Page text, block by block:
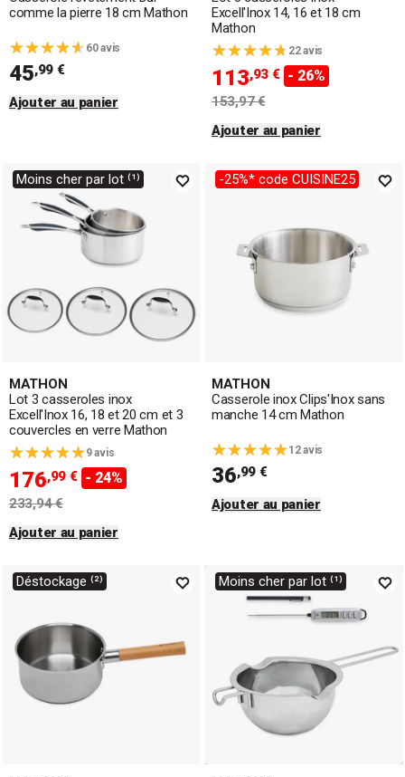
comme la pierre 18 cm Mathon
60 avis
45,99 €
Ajouter au panier
Excell'Inox 14, 16 et 18 cm
Mathon
22 avis
113,93 € - 26%
153,97 €
Ajouter au panier
Moins cher par lot ⁽¹⁾
MATHON
Lot 3 casseroles inox
Excell'Inox 16, 18 et 20 cm et 3
couvercles en verre Mathon
9 avis
176,99 € - 24%
233,94 €
Ajouter au panier
-25%* code CUISINE25
MATHON
Casserole inox Clips'Inox sans
manche 14 cm Mathon
12 avis
36,99 €
Ajouter au panier
Déstockage ⁽²⁾ Moins cher par lot ⁽¹⁾